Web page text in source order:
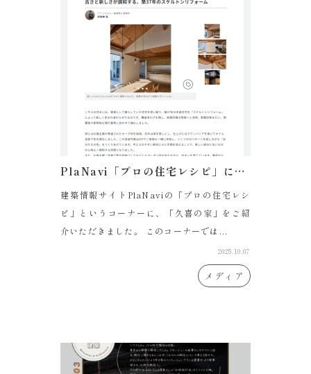
PlaNavi「プロの住宅レシピ」に紹介されました。
建築情報サイトPlaNaviの「プロの住宅レシ
ピ」というコーナーに、「久喜の家」をご紹
介いただきました。 このコーナーでは...
2025.10.07
メディア